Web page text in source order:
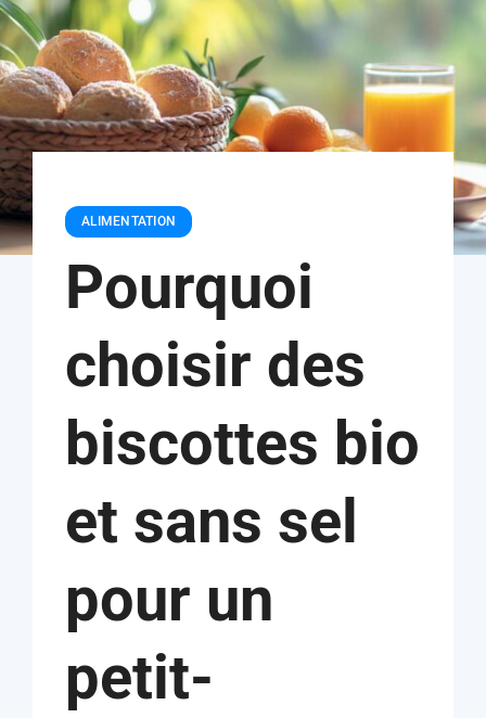
ALIMENTATION
Pourquoi
choisir des
biscottes bio
et sans sel
pour un
petit-